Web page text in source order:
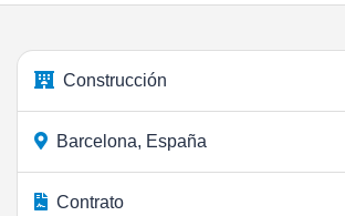
Construcción
Barcelona, España
Contrato